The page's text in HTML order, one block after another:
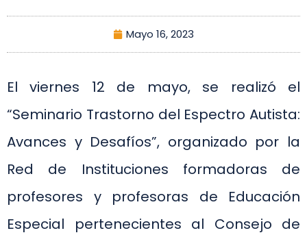
Mayo 16, 2023
El viernes 12 de mayo, se realizó el
“Seminario Trastorno del Espectro Autista:
Avances y Desafíos”, organizado por la
Red de Instituciones formadoras de
profesores y profesoras de Educación
Especial pertenecientes al Consejo de